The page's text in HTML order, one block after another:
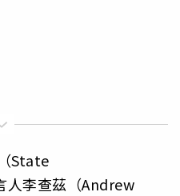
State
人李查茲（Andrew